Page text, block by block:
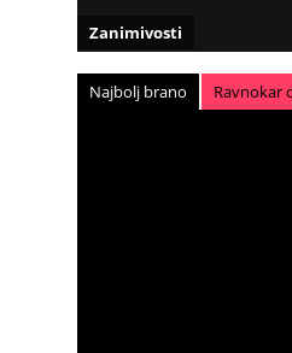
Zanimivosti
Najbolj brano Ravnokar